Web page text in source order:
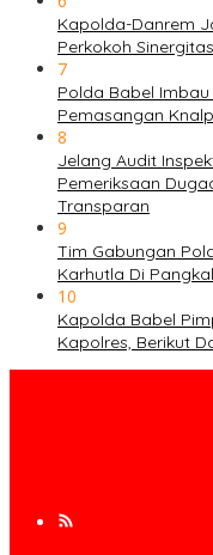
Kapolda-Danrem
Perkokoh
7
Polda Babel
Pemasangan
8
Jelang Audit
Pemeriksaan
Transparan
9
Tim Gabungan
Karhutla Di
10
Kapolda Babel
Kapolres, Berikut